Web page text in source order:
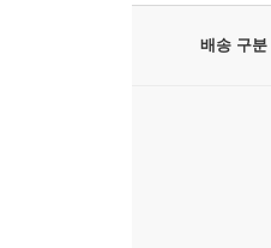
배송 구분